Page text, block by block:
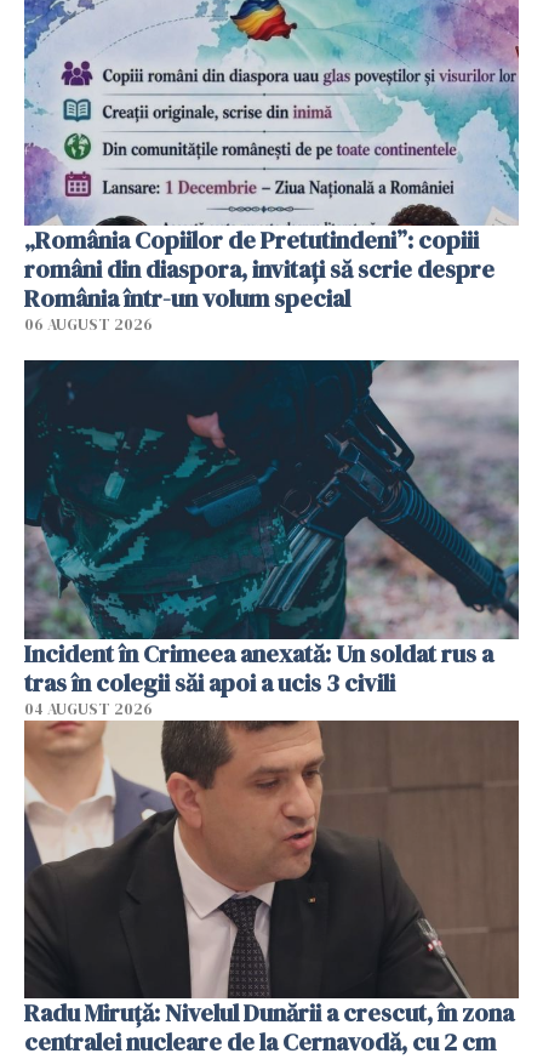
„România Copiilor de Pretutindeni”: copiii
români din diaspora, invitați să scrie despre
România într-un volum special
06 AUGUST 2026
Incident în Crimeea anexată: Un soldat rus a
tras în colegii săi apoi a ucis 3 civili
04 AUGUST 2026
Radu Miruţă: Nivelul Dunării a crescut, în zona
centralei nucleare de la Cernavodă, cu 2 cm